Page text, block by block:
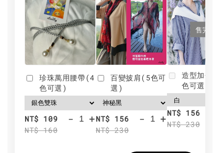
珍珠萬用腰帶(4
色可選)
NT$ 109
NT$ 160
- +
百變披肩(5色可
選)
NT$ 156
NT$ 230
- +
售完
造型加分
色可選)
NT$ 156
NT$ 230